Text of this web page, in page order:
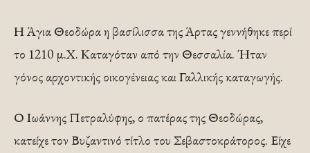
Η Άγια Θεοδώρα η βασίλισσα της Άρτας γεννήθηκε περί
το 1210 μ.Χ. Καταγόταν από την Θεσσαλία. Ήταν
γόνος αρχοντικής οικογένειας και Γαλλικής καταγωγής.
Ο Ιωάννης Πετραλύφης, ο πατέρας της Θεοδώρας,
κατείχε τον Βυζαντινό τίτλο του Σεβαστοκράτορος. Είχε